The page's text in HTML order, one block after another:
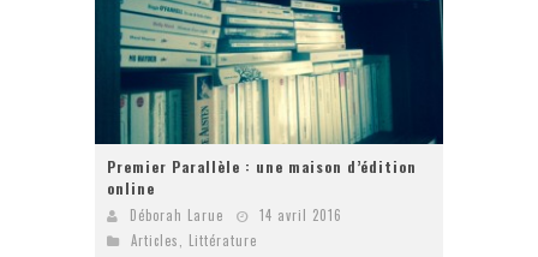
Premier Parallèle : une maison d’édition
online
Déborah Larue
14 avril 2016
Articles
Littérature